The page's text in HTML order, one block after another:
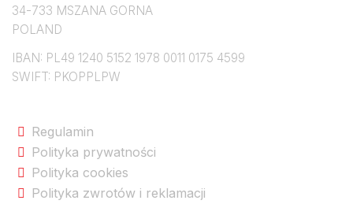
34-733 MSZANA GORNA
POLAND
IBAN: PL49 1240 5152 1978 0011 0175 4599
SWIFT: PKOPPLPW
Regulamin
Polityka prywatności
Polityka cookies
Polityka zwrotów i reklamacji